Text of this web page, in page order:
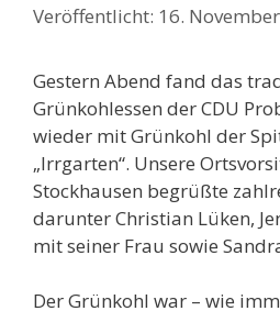
16.
Gestern Abend fand das
Grünkohlessen der CDU
wieder mit Grünkohl der
„Irrgarten“. Unsere
Stockhausen begrüßte
darunter Christian Lüken,
mit seiner Frau sowie
Der Grünkohl war – wie